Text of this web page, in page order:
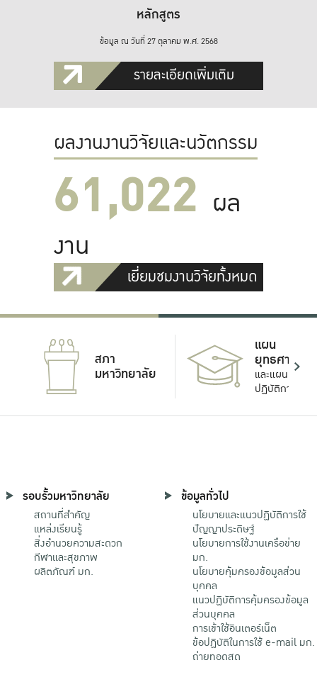
หลักสูตร
ข้อมูล ณ วันที่ 27 ตุลาคม พ.ศ. 2568
รายละเอียดเพิ่มเติม
ผลงานงานวิจัยและนวัตกรรม
61,022 ผล
งาน
เยี่ยมชมงานวิจัยทั้งหมด
สภา
มหาวิทยาลัย
แผน
ยุทธศาสตร์
และแผน
ปฏิบัติการ
รอบรั้วมหาวิทยาลัย
สถานที่สำคัญ
แหล่งเรียนรู้
สิ่งอำนวยความสะดวก
กีฬาและสุขภาพ
ผลิตภัณฑ์ มก.
ข้อมูลทั่วไป
นโยบายและแนวปฏิบัติการใช้
ปัญญาประดิษฐ์
นโยบายการใช้งานเครือข่าย
มก.
นโยบายคุ้มครองข้อมูลส่วน
บุคคล
แนวปฏิบัติการคุ้มครองข้อมูล
ส่วนบุคคล
การเข้าใช้อินเตอร์เน็ต
ข้อปฏิบัติในการใช้ e-mail มก.
ถ่ายทอดสด